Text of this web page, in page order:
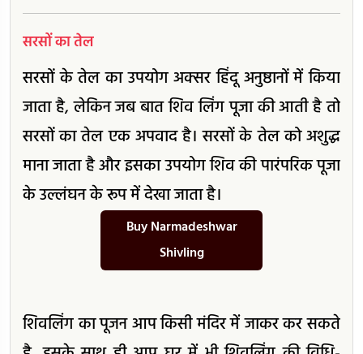
सरसों का तेल
सरसों के तेल का उपयोग अक्सर हिंदू अनुष्ठानों में किया
जाता है, लेकिन जब बात शिव लिंग पूजा की आती है तो
सरसों का तेल एक अपवाद है। सरसों के तेल को अशुद्ध
माना जाता है और इसका उपयोग शिव की पारंपरिक पूजा
के उल्लंघन के रूप में देखा जाता है।
Buy Narmadeshwar
Shivling
शिवलिंग का पूजन आप किसी मंदिर में जाकर कर सकते